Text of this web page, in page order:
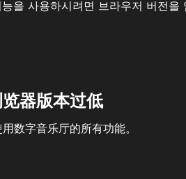
을 사용하시려면 브라우저 버전을
器版本过低
数字音乐厅的所有功能。